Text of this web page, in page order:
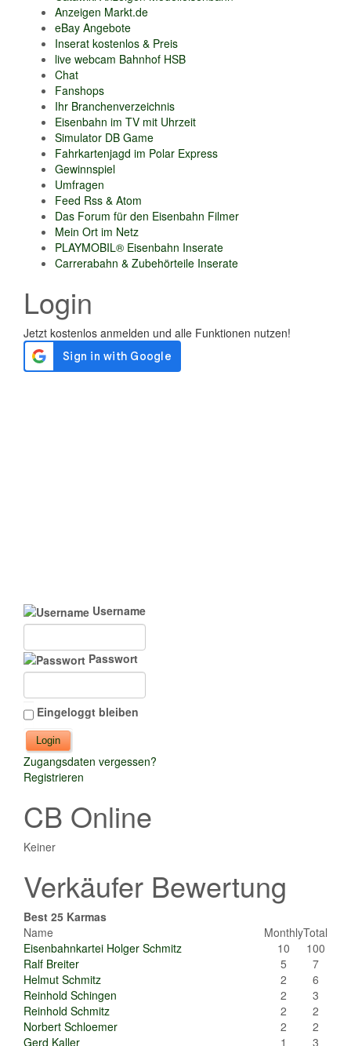
Anzeigen Markt.de
eBay Angebote
Inserat kostenlos & Preis
live webcam Bahnhof HSB
Chat
Fanshops
Ihr Branchenverzeichnis
Eisenbahn im TV mit Uhrzeit
Simulator DB Game
Fahrkartenjagd im Polar Express
Gewinnspiel
Umfragen
Feed Rss & Atom
Das Forum für den Eisenbahn Filmer
Mein Ort im Netz
PLAYMOBIL® Eisenbahn Inserate
Carrerabahn & Zubehörteile Inserate
Login
Username
Passwort
Eingeloggt bleiben
Zugangsdaten vergessen?
Registrieren
CB Online
Keiner
Verkäufer Bewertung
Best 25 Karmas
Name
MonthlyTotal
Eisenbahnkartei Holger Schmitz
10
100
Ralf Breiter
5
7
Helmut Schmitz
2
6
Reinhold Schingen
2
3
Reinhold Schmitz
2
2
Norbert Schloemer
2
2
Gerd Kaller
1 3